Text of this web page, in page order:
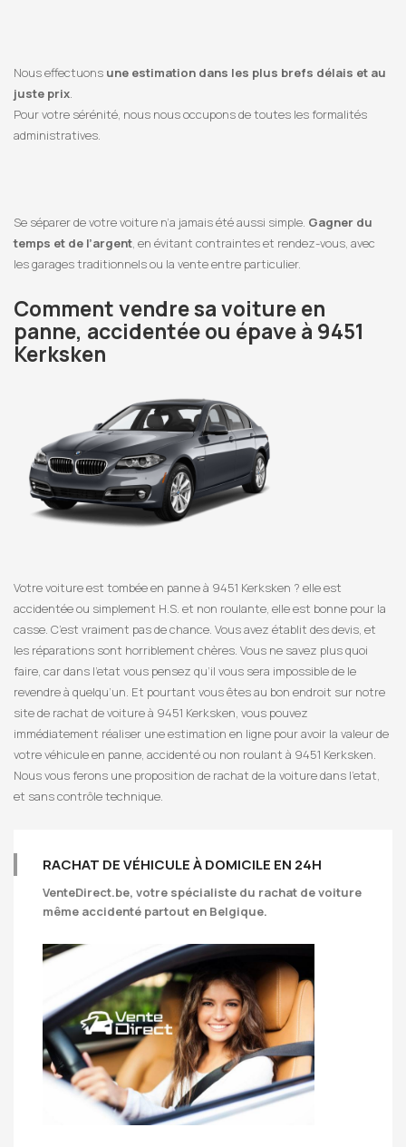
Nous effectuons une estimation dans les plus brefs délais et au
juste prix.
Pour votre sérénité, nous nous occupons de toutes les formalités
administratives.
Se séparer de votre voiture n’a jamais été aussi simple. Gagner du
temps et de l’argent, en évitant contraintes et rendez-vous, avec
les garages traditionnels ou la vente entre particulier.
Comment vendre sa voiture en
panne, accidentée ou épave à 9451
Kerksken
Votre voiture est tombée en panne à 9451 Kerksken ? elle est
accidentée ou simplement H.S. et non roulante, elle est bonne pour la
casse. C’est vraiment pas de chance. Vous avez établit des devis, et
les réparations sont horriblement chères. Vous ne savez plus quoi
faire, car dans l’etat vous pensez qu’il vous sera impossible de le
revendre à quelqu’un. Et pourtant vous êtes au bon endroit sur notre
site de rachat de voiture à 9451 Kerksken, vous pouvez
immédiatement réaliser une estimation en ligne pour avoir la valeur de
votre véhicule en panne, accidenté ou non roulant à 9451 Kerksken.
Nous vous ferons une proposition de rachat de la voiture dans l’etat,
et sans contrôle technique.
RACHAT DE VÉHICULE À DOMICILE EN 24H
VenteDirect.be, votre spécialiste du rachat de voiture
même accidenté partout en Belgique.